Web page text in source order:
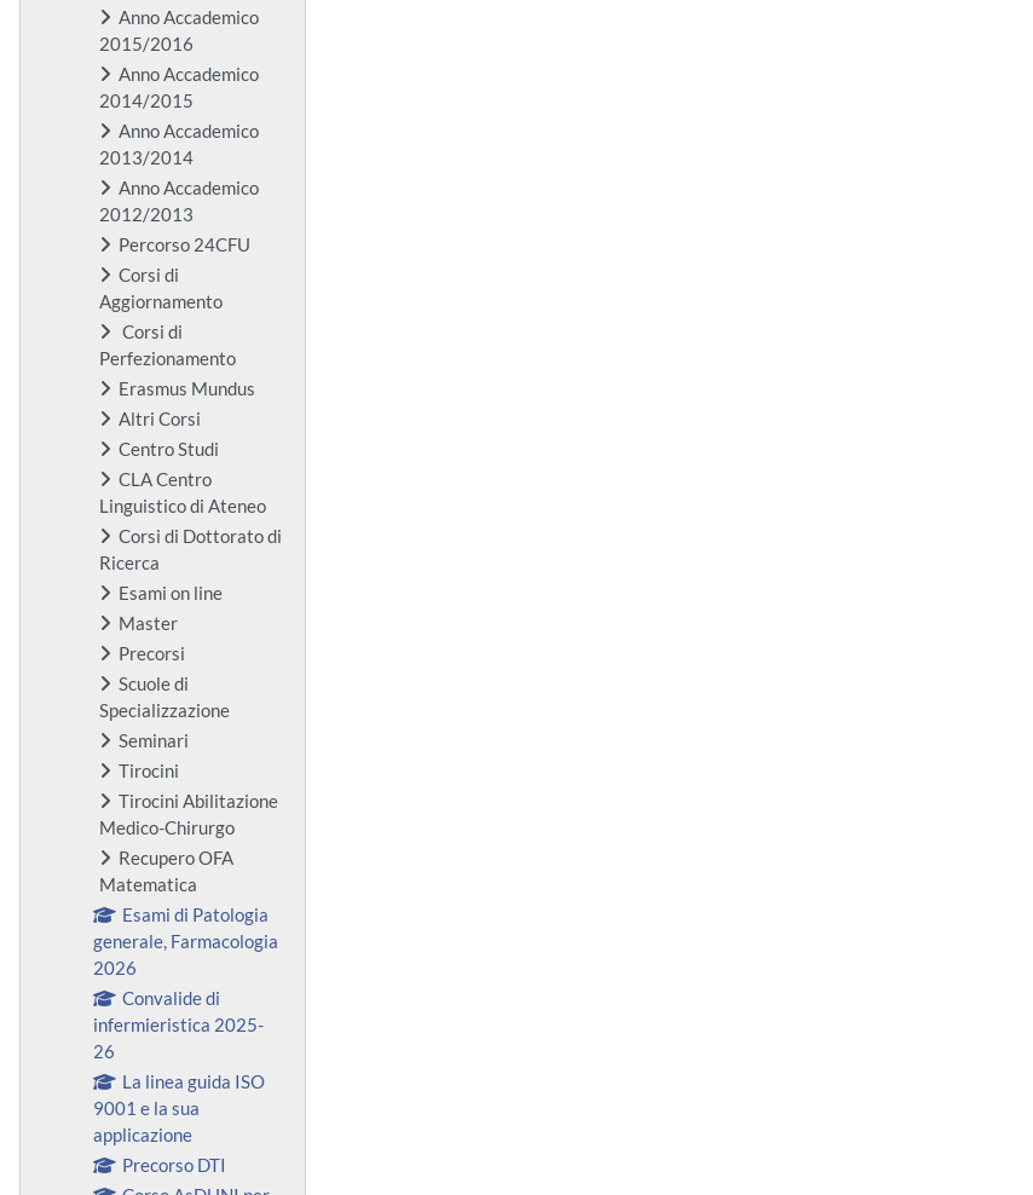
Anno Accademico
2015/2016
Anno Accademico
2014/2015
Anno Accademico
2013/2014
Anno Accademico
2012/2013
Percorso 24CFU
Corsi di
Aggiornamento
Corsi di
Perfezionamento
Erasmus Mundus
Altri Corsi
Centro Studi
CLA Centro
Linguistico di Ateneo
Corsi di Dottorato di
Ricerca
Esami on line
Master
Precorsi
Scuole di
Specializzazione
Seminari
Tirocini
Tirocini Abilitazione
Medico-Chirurgo
Recupero OFA
Matematica
Esami di Patologia
generale, Farmacologia
2026
Convalide di
infermieristica 2025-
26
La linea guida ISO
9001 e la sua
applicazione
Precorso DTI